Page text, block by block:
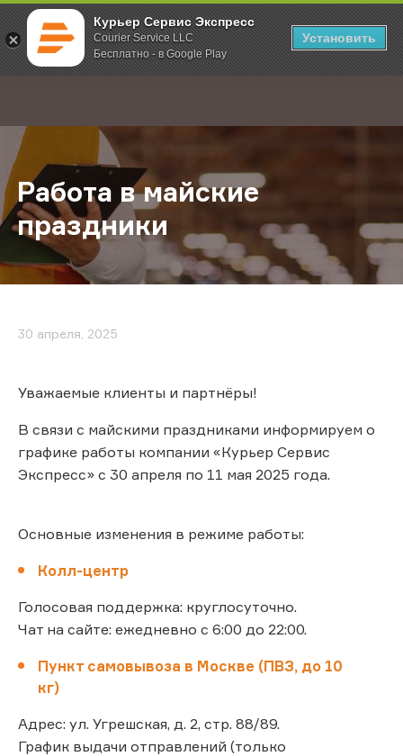
Курьер Сервис Экспресс
Courier Service LLC
Бесплатно - в Google Play
Установить
; Главная О компании Новости Работа в майские праздники
Работа в майские
праздники
30 апреля, 2025
Уважаемые клиенты и партнёры!
В связи с майскими праздниками информируем о
графике работы компании «Курьер Сервис
Экспресс» с 30 апреля по 11 мая 2025 года.
Основные изменения в режиме работы:
Колл-центр
Голосовая поддержка: круглосуточно.
Чат на сайте: ежедневно с 6:00 до 22:00.
Пункт самовывоза в Москве (ПВЗ, до 10
кг)
Адрес: ул. Угрешская, д. 2, стр. 88/89.
График выдачи отправлений (только